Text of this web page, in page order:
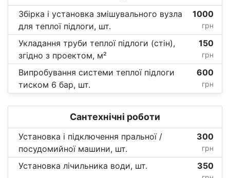
Збірка і установка змішувального вузла
для теплої підлоги, шт.
1000
грн
Укладання труби теплої підлоги (стін),
згідно з проектом, м²
150
грн
Випробування системи теплої підлоги
тиском 6 бар, шт.
600
грн
Сантехнічні роботи
Установка і підключення пральної /
посудомийної машини, шт.
300
грн
Установка лічильника води, шт. 350